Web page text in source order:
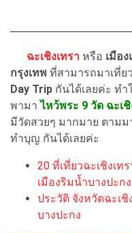
ฉะเชิงเทรา หรือ เมือ
กรุงเทพ ที่สามารถมาเที่
Day Trip กันได้เลยค่ะ ท
พามาไหว้พระ 9 วัด ฉะเชิ
มีวัดสวยๆ มากมาย ตามม
ทำบุญ กันได้เลยค่ะ
20 ที่เที่ยวฉะเชิงเท
เมืองริมน้ำบางปะกง
ประวัติ จังหวัดฉะเชิ
บางปะกง